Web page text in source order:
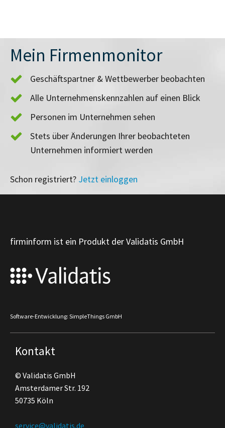
Mein Firmenmonitor
Geschäftspartner & Wettbewerber beobachten
Alle Unternehmenskennzahlen auf einen Blick
Personen im Unternehmen sehen
Stets über Änderungen Ihrer beobachteten
Unternehmen informiert werden
Schon registriert? Jetzt einloggen
firminform ist ein Produkt der Validatis GmbH
Software-Entwicklung: SimpleThings GmbH
Kontakt
© Validatis GmbH
Amsterdamer Str. 192
50735 Köln
service@validatis.de